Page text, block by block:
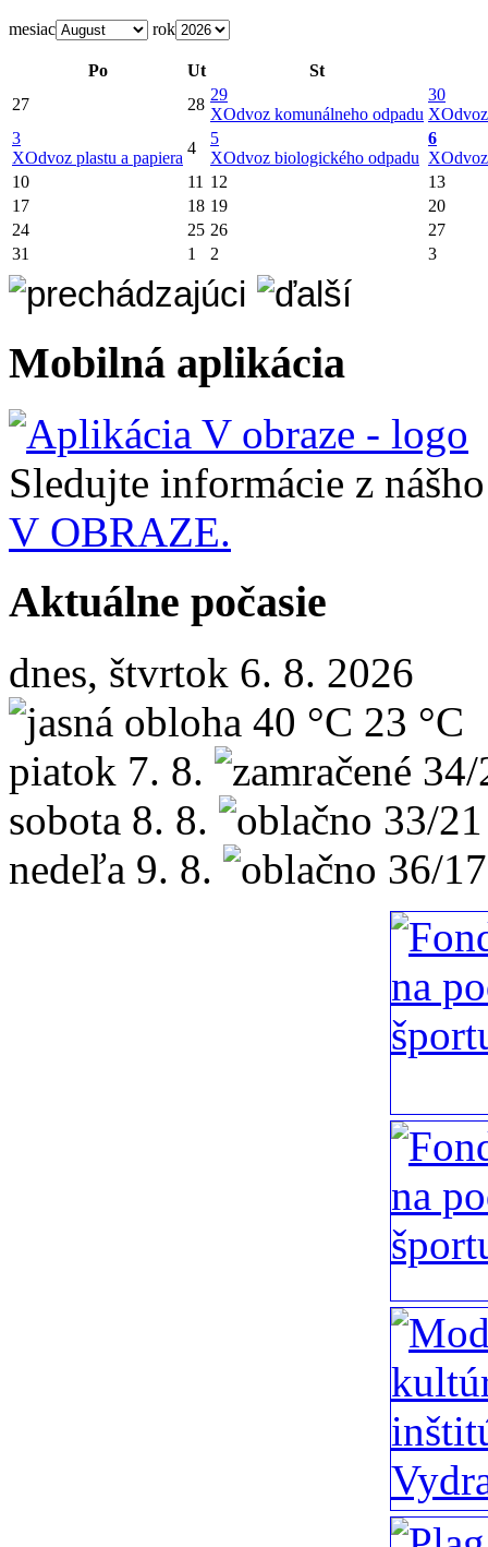
mesiac rok
Po Ut
St
27
28
29
XOdvoz komunálneho odpadu
30
X
3
XOdvoz plastu a papiera
4
5
XOdvoz biologického odpadu
6
X
10
11 12
13
17
18 19
20
24
25 26
27
31
1 2 3
Mobilná aplikácia
Sledujte informácie z
V OBRAZE.
Aktuálne počasie
dnes, štvrtok 6. 8. 2026
40 °C 23 °C
piatok 7. 8.
34/
sobota 8. 8.
33/
nedeľa 9. 8. 36/